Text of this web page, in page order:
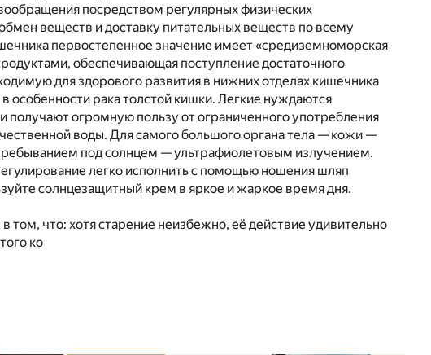
посредством регулярных физических
веществ и доставку питательных веществ по всему
первостепенное значение имеет «средиземноморская
обеспечивающая поступление достаточного
для здорового развития в нижних отделах кишечника
особенности рака толстой кишки. Легкие нуждаются
получают огромную пользу от ограниченного употребления
воды. Для самого большого органа тела — кожи —
под солнцем — ультрафиолетовым излучением.
легко исполнить с помощью ношения шляп
солнцезащитный крем в яркое и жаркое время дня.
что: хотя старение неизбежно, её действие удивительно
ко